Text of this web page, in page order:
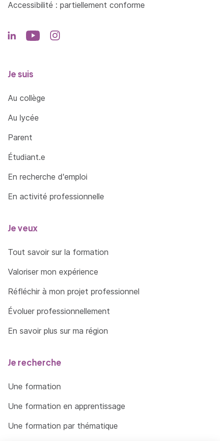
=> En savoir plus
Accessibilité : partiellement conforme
Je suis
Au collège
Au lycée
Parent
Étudiant.e
En recherche d'emploi
En activité professionnelle
Je veux
Tout savoir sur la formation
Valoriser mon expérience
Réfléchir à mon projet professionnel
Évoluer professionnellement
En savoir plus sur ma région
Je recherche
Une formation
Une formation en apprentissage
Une formation par thématique